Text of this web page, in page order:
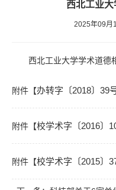
西北工业
2025年09月
西北工业大学学术道德
附件【办转字〔2018〕39
分规定（试行）》.doc】
附件【校学术字〔2016〕
及管理办法》.doc】已下载
附件【校学术字〔2015〕